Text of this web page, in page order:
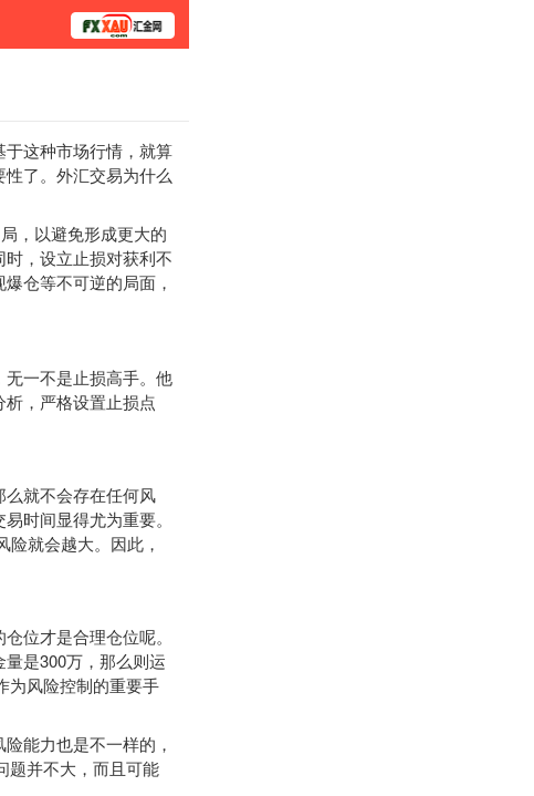
这种市场行情，就算
了。外汇交易为什么
，以避免形成更大的
，设立止损对获利不
仓等不可逆的局面，
一不是止损高手。他
，严格设置止损点
就不会存在任何风
时间显得尤为重要。
就会越大。因此，
位才是合理仓位呢。
是300万，那么则运
为风险控制的重要手
能力也是不一样的，
题并不大，而且可能